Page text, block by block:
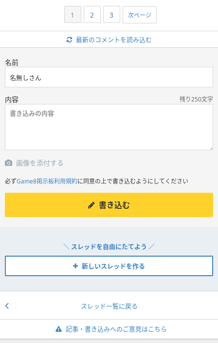
1 2 3 次ページ
最新のコメントを読み込む
名前
内容 残り250文字
画像を添付する
必ずGame8掲示板利用規約に同意の上で書き込むようにしてください
書き込む
＼ スレッドを自由にたてよう ／
新しいスレッドを作る
スレッド一覧に戻る
記事・書き込みへのご意見はこちら